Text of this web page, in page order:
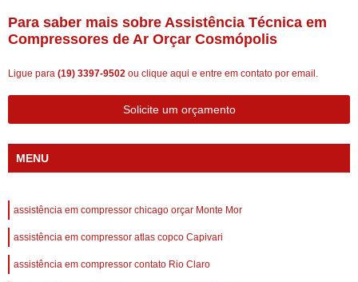
Para saber mais sobre Assistência Técnica em
Compressores de Ar Orçar Cosmópolis
Ligue para (19) 3397-9502 ou clique aqui e entre em contato por email.
Solicite um orçamento
MENU
assistência em compressor chicago orçar Monte Mor
assistência em compressor atlas copco Capivari
assistência em compressor contato Rio Claro